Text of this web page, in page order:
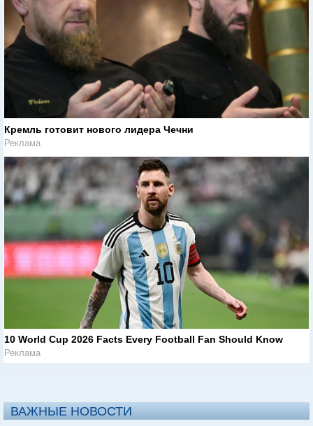
Кремль готовит нового лидера Чечни
Реклама
10 World Cup 2026 Facts Every Football Fan Should Know
Реклама
ВАЖНЫЕ НОВОСТИ